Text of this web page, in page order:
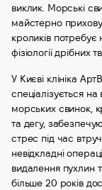
виклик. Морські
майстерно
кроликів
фізіології дрібних
У Києві клініка
спеціалізується на
морських свинок,
та дегу,
стрес під час
невідкладні
видалення пухлин
більше 20 років